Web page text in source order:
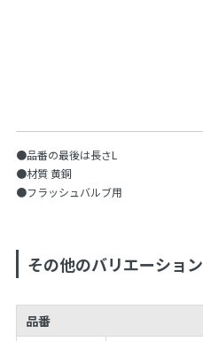
●品番の最後は長さL
●材質 黄銅
●フラッシュバルブ用
その他のバリエーション
品番